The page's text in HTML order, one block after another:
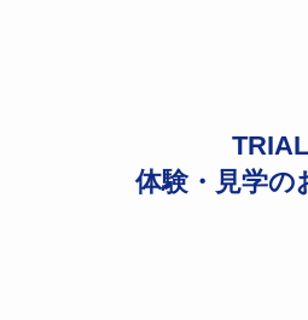
TRIAL
体験・見学の